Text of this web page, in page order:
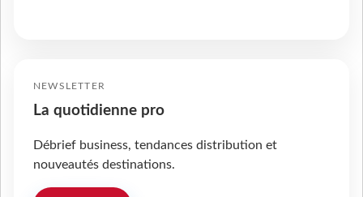
NEWSLETTER
La quotidienne pro
Débrief business, tendances distribution et
nouveautés destinations.